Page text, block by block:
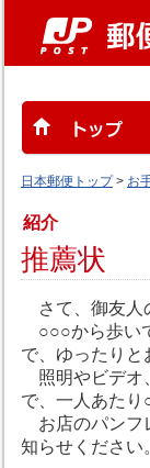
日本郵便トップ> お
紹介
推薦状
さて、御友
○○○から歩い
で、ゆったり
照明やビデオ
で、一人あた
お店のパンフ
知らせください